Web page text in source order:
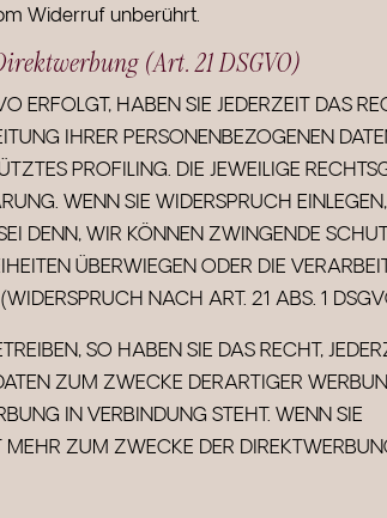
Widerruf unberührt.
(Art. 21 DSGVO)
ERFOLGT, HABEN SIE JEDERZEIT DAS
IHRER PERSONENBEZOGENEN
PROFILING. DIE JEWEILIGE
WENN SIE WIDERSPRUCH
DENN, WIR KÖNNEN ZWINGENDE
ÜBERWIEGEN ODER DIE
NACH ART. 21 ABS. 1
SO HABEN SIE DAS RECHT,
ZUM ZWECKE DERARTIGER
IN VERBINDUNG STEHT. WENN SIE
ZUM ZWECKE DER